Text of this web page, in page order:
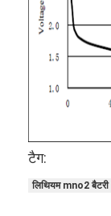
अब बात करो
ऊर्जा भंडारण
टैग:
लिथियम mno2 बैटरी